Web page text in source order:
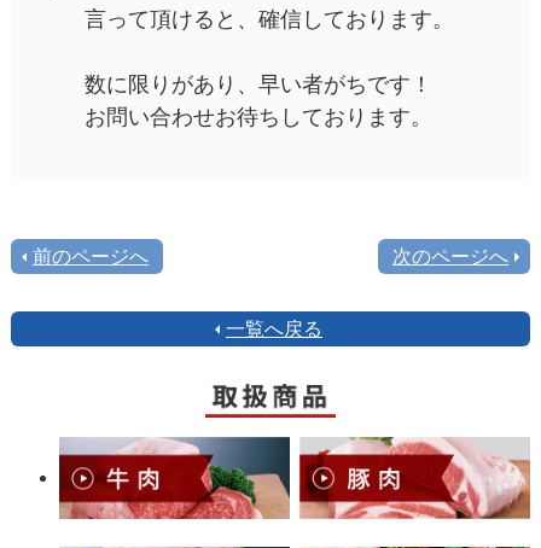
言って頂けると、確信しております。
数に限りがあり、早い者がちです！
お問い合わせお待ちしております。
前のページへ 次のページへ
一覧へ戻る